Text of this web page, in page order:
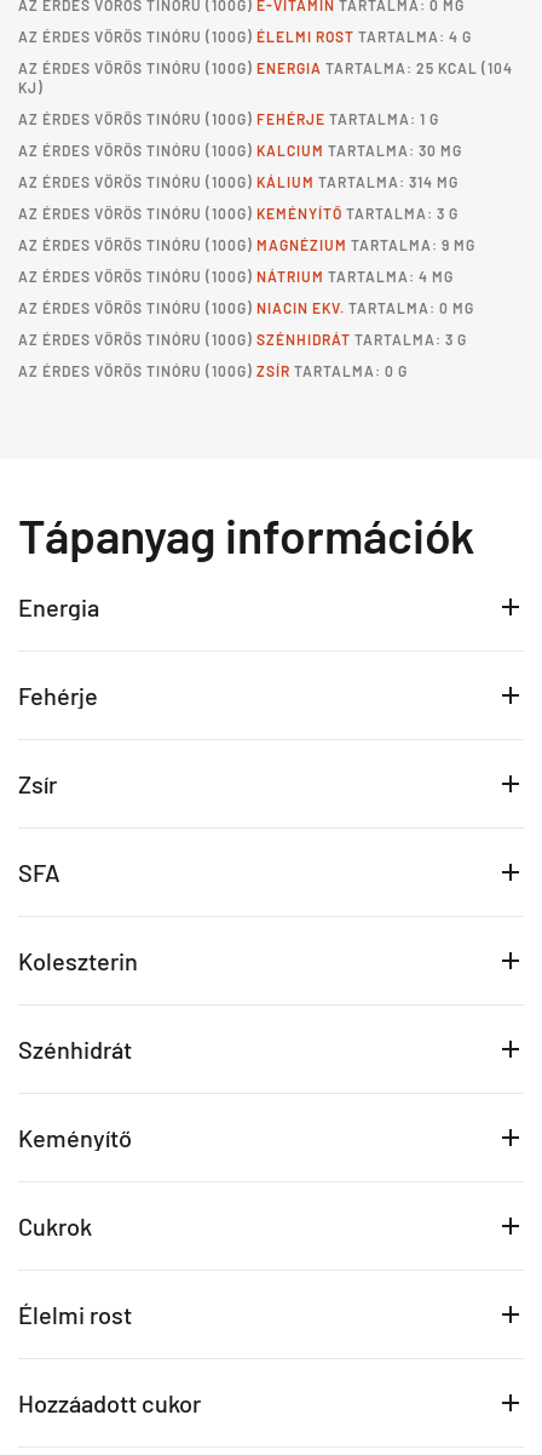
AZ ÉRDES VÖRÖS TINÓRU (100G) E-VITAMIN TARTALMA: 0 MG
AZ ÉRDES VÖRÖS TINÓRU (100G) ÉLELMI ROST TARTALMA: 4 G
AZ ÉRDES VÖRÖS TINÓRU (100G) ENERGIA TARTALMA: 25 KCAL (104
KJ)
AZ ÉRDES VÖRÖS TINÓRU (100G) FEHÉRJE TARTALMA: 1 G
AZ ÉRDES VÖRÖS TINÓRU (100G) KALCIUM TARTALMA: 30 MG
AZ ÉRDES VÖRÖS TINÓRU (100G) KÁLIUM TARTALMA: 314 MG
AZ ÉRDES VÖRÖS TINÓRU (100G) KEMÉNYÍTŐ TARTALMA: 3 G
AZ ÉRDES VÖRÖS TINÓRU (100G) MAGNÉZIUM TARTALMA: 9 MG
AZ ÉRDES VÖRÖS TINÓRU (100G) NÁTRIUM TARTALMA: 4 MG
AZ ÉRDES VÖRÖS TINÓRU (100G) NIACIN EKV. TARTALMA: 0 MG
AZ ÉRDES VÖRÖS TINÓRU (100G) SZÉNHIDRÁT TARTALMA: 3 G
AZ ÉRDES VÖRÖS TINÓRU (100G) ZSÍR TARTALMA: 0 G
Tápanyag információk
Energia
Fehérje
Zsír
SFA
Koleszterin
Szénhidrát
Keményítő
Cukrok
Élelmi rost
Hozzáadott cukor